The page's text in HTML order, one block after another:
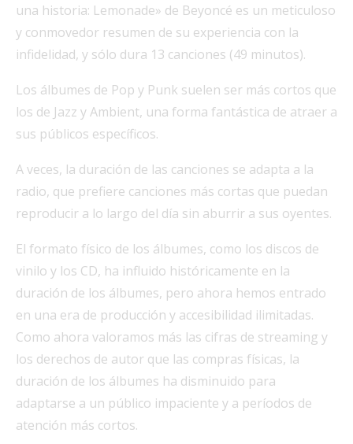
una historia: Lemonade» de Beyoncé es un meticuloso
y conmovedor resumen de su experiencia con la
infidelidad, y sólo dura 13 canciones (49 minutos).
Los álbumes de Pop y Punk suelen ser más cortos que
los de Jazz y Ambient, una forma fantástica de atraer a
sus públicos específicos.
A veces, la duración de las canciones se adapta a la
radio, que prefiere canciones más cortas que puedan
reproducir a lo largo del día sin aburrir a sus oyentes.
El formato físico de los álbumes, como los discos de
vinilo y los CD, ha influido históricamente en la
duración de los álbumes, pero ahora hemos entrado
en una era de producción y accesibilidad ilimitadas.
Como ahora valoramos más las cifras de streaming y
los derechos de autor que las compras físicas, la
duración de los álbumes ha disminuido para
adaptarse a un público impaciente y a períodos de
atención más cortos.